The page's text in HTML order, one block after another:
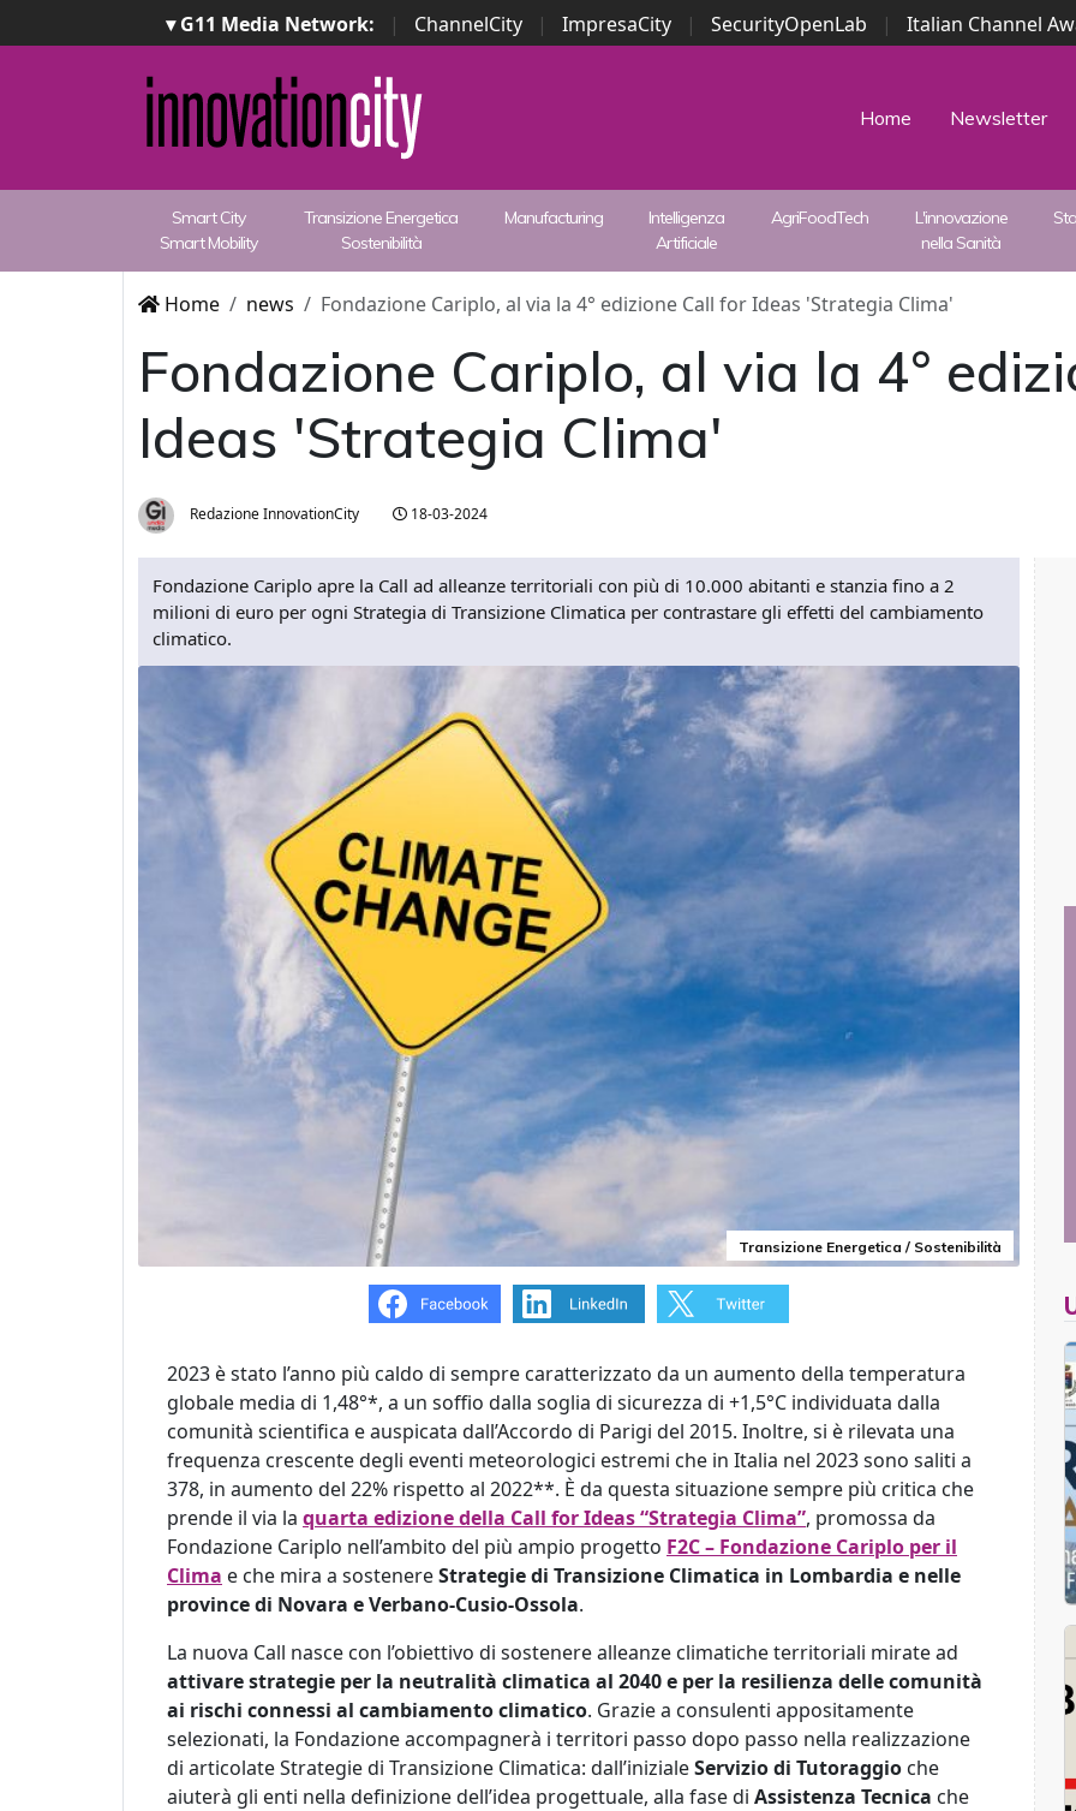
▾ G11 Media Network: | ChannelCity | ImpresaCity | SecurityOpenLab | Italian Channel
Security Awards | ...
Home Newsletter
Smart City
Smart Mobility
Transizione Energetica
Sostenibilità
Manufacturing
Intelligenza
Artificiale
AgriFoodTech
L'innovazione
nella Sanità
Home news Fondazione Cariplo, al via la 4° edizione Call for Ideas 'Strategia Clima'
Fondazione Cariplo, al via la 4°
Ideas 'Strategia Clima'
Redazione InnovationCity 18-03-2024
Fondazione Cariplo apre la Call ad alleanze territoriali con più di 10.000 abitanti e stanzia fino a 2
milioni di euro per ogni Strategia di Transizione Climatica per contrastare gli effetti del cambiamento
climatico.
Transizione Energetica / Sostenibilità
2023 è stato l’anno più caldo di sempre caratterizzato da un aumento della temperatura
globale media di 1,48°*, a un soffio dalla soglia di sicurezza di +1,5°C individuata dalla
comunità scientifica e auspicata dall’Accordo di Parigi del 2015. Inoltre, si è rilevata una
frequenza crescente degli eventi meteorologici estremi che in Italia nel 2023 sono saliti a
378, in aumento del 22% rispetto al 2022**. È da questa situazione sempre più critica che
prende il via la quarta edizione della Call for Ideas “Strategia Clima”, promossa da
Fondazione Cariplo nell’ambito del più ampio progetto F2C – Fondazione Cariplo per il
Clima e che mira a sostenereStrategie di Transizione Climatica in Lombardia e nelle
province di Novara e Verbano-Cusio-Ossola.
La nuova Call nasce con l’obiettivo di sostenere alleanze climatiche territoriali mirate ad
attivare strategie per la neutralità climatica al 2040 e per la resilienza delle comunità
ai rischi connessi al cambiamento climatico. Grazie a consulenti appositamente
selezionati, la Fondazione accompagnerà i territori passo dopo passo nella realizzazione
di articolate Strategie di Transizione Climatica: dall’inizialeServizio di Tutoraggio che
aiuterà gli enti nella definizione dell’idea progettuale, alla fase di Assistenza Tecnica che